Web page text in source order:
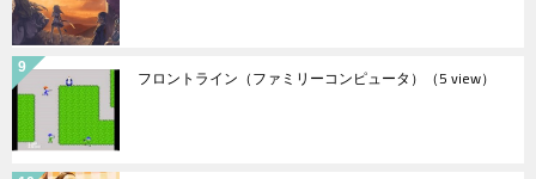
フロントライン（ファミリーコンピュータ） （5 view）